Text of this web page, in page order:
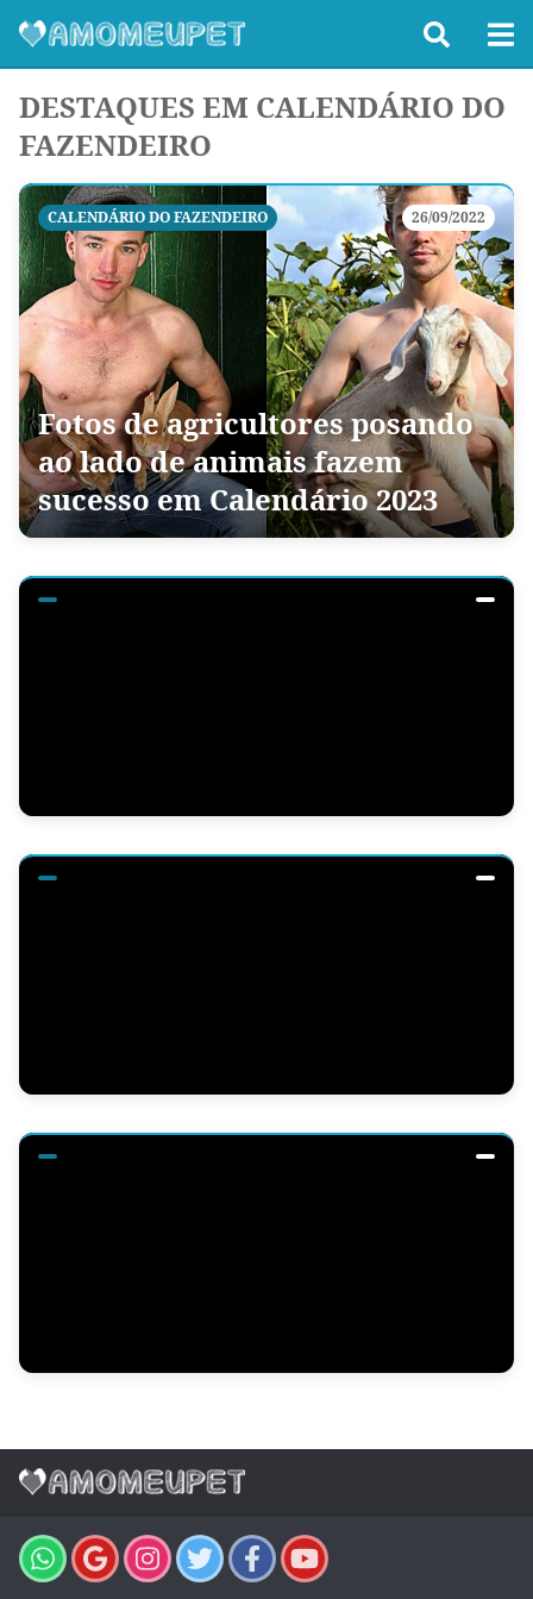
DESTAQUES EM CALENDÁRIO DO
FAZENDEIRO
CALENDÁRIO DO FAZENDEIRO 26/09/2022
Fotos de agricultores posando
ao lado de animais fazem
sucesso em Calendário 2023